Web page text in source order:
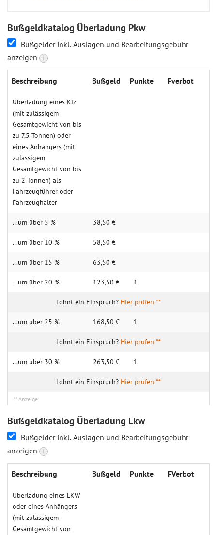
Bußgeldkatalog Überladung Pkw
Bußgelder inkl. Auslagen und Bearbeitungsgebühr
anzeigen
i
Beschreibung Buß­geld Punk­te Fverbot
Überladung eines Kfz
(mit zulässigem
Gesamtgewicht von bis
zu 7,5 Tonnen) oder
eines Anhängers (mit
zulässigem
Gesamtgewicht von bis
zu 2 Tonnen) als
Fahrzeugführer oder
Fahrzeughalter
...um über 5 % 38,50 €
...um über 10 % 58,50 €
...um über 15 % 63,50 €
...um über 20 % 123,50 € 1
Hier prüfen **
...um über 25 % 168,50 € 1
Hier prüfen **
...um über 30 % 263,50 € 1
Hier prüfen **
Bußgeldkatalog Überladung Lkw
Bußgelder inkl. Auslagen und Bearbeitungsgebühr
anzeigen
i
Beschreibung Buß­geld Punk­te FVerbot
Überladung eines LKW
oder eines Anhängers
(mit zulässigem
Gesamtgewicht von